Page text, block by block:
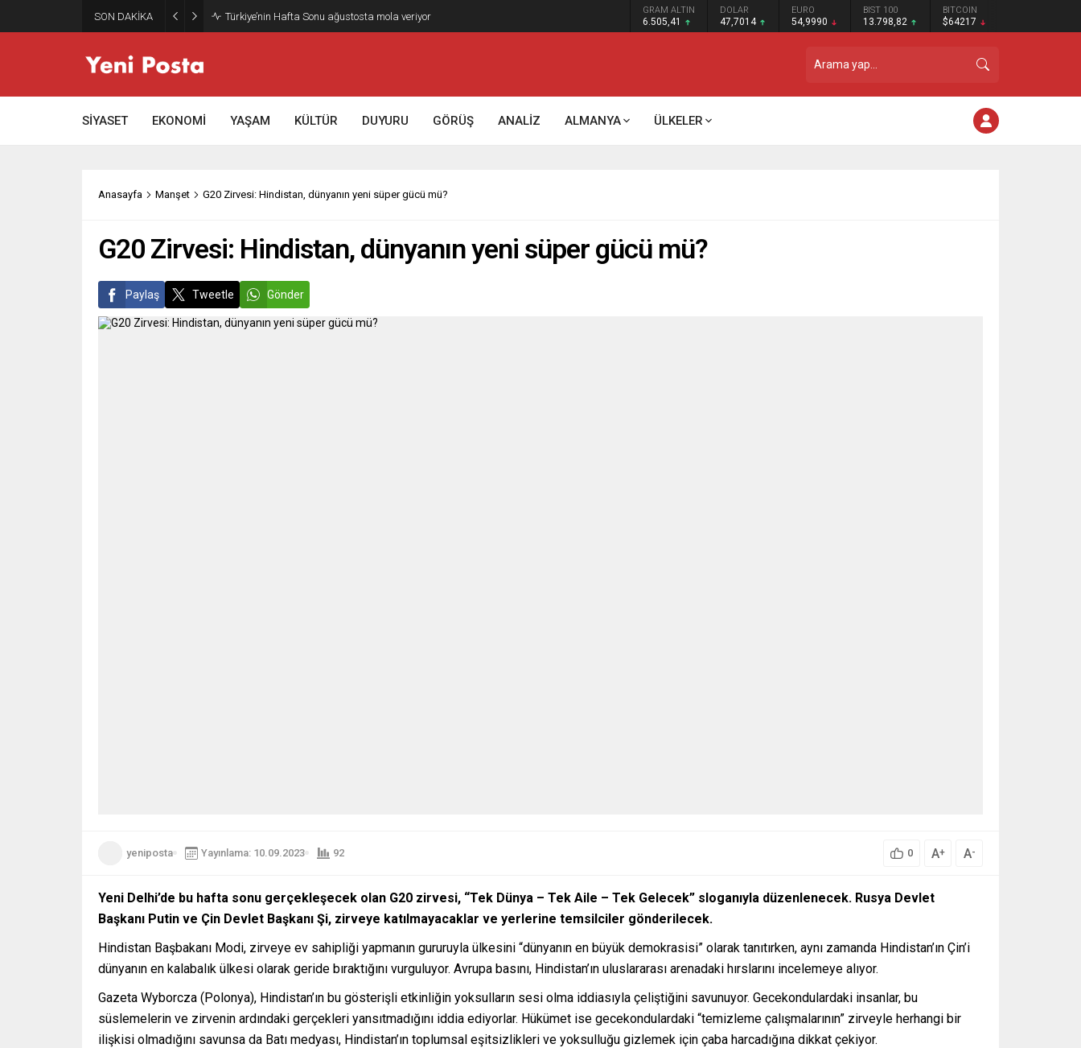
SON DAKİKA Gazze’nin geleceği: Teknokratik kontrol mü, kolonializm mi? GRAM ALTIN
6.505,41
DOLAR
47,7014
EURO
54,9990
BIST 100
13.798,82
BITCOIN
$64217
SİYASET EKONOMİ YAŞAM KÜLTÜR DUYURU GÖRÜŞ ANALİZ ALMANYA ÜLKELER
Anasayfa Manşet G20 Zirvesi: Hindistan, dünyanın yeni süper gücü mü?
G20 Zirvesi: Hindistan, dünyanın yeni süper gücü mü?
Paylaş Tweetle Gönder
yeniposta Yayınlama: 10.09.2023 92 0 A+ A-
Yeni Delhi’de bu hafta sonu gerçekleşecek olan G20 zirvesi, “Tek Dünya – Tek Aile – Tek Gelecek” sloganıyla düzenlenecek. Rusya Devlet
Başkanı Putin ve Çin Devlet Başkanı Şi, zirveye katılmayacaklar ve yerlerine temsilciler gönderilecek.
Hindistan Başbakanı Modi, zirveye ev sahipliği yapmanın gururuyla ülkesini “dünyanın en büyük demokrasisi” olarak tanıtırken, aynı zamanda Hindistan’ın Çin’i
dünyanın en kalabalık ülkesi olarak geride bıraktığını vurguluyor. Avrupa basını, Hindistan’ın uluslararası arenadaki hırslarını incelemeye alıyor.
Gazeta Wyborcza (Polonya), Hindistan’ın bu gösterişli etkinliğin yoksulların sesi olma iddiasıyla çeliştiğini savunuyor. Gecekondulardaki insanlar, bu
süslemelerin ve zirvenin ardındaki gerçekleri yansıtmadığını iddia ediyorlar. Hükümet ise gecekondulardaki “temizleme çalışmalarının” zirveyle herhangi bir
ilişkisi olmadığını savunsa da Batı medyası, Hindistan’ın toplumsal eşitsizlikleri ve yoksulluğu gizlemek için çaba harcadığına dikkat çekiyor.